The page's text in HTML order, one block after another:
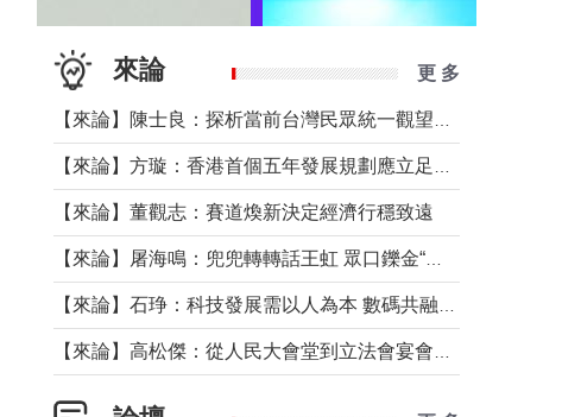
來論 更 多
【來論】董觀志：賽道煥新決定經濟行穩致遠